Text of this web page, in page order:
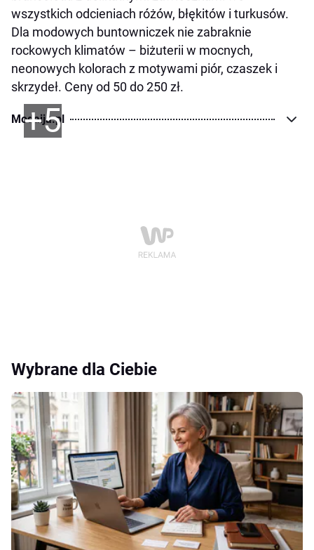
wszystkich odcieniach różów, błękitów i turkusów.
Dla modowych buntowniczek nie zabraknie
rockowych klimatów – biżuterii w mocnych,
neonowych kolorach z motywami piór, czaszek i
skrzydeł. Ceny od 50 do 250 zł.
+5
Modaija.pl
Wybrane dla Ciebie